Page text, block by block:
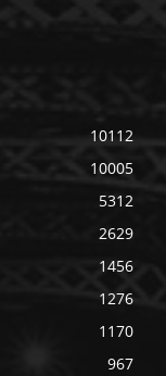
10112
10005
5312
2629
1456
1276
1170
967